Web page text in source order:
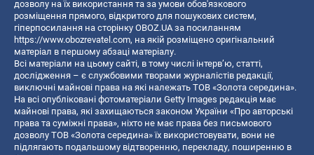
дозволу на їх використання та за умови обов'язкового
розміщення прямого, відкритого для пошукових систем,
гіперпосилання на сторінку OBOZ.UA за посиланням
https://www.obozrevatel.com, на якій розміщено оригінальний
матеріал в першому абзаці матеріалу.
Всі матеріали на цьому сайті, в тому числі інтерв’ю, статті,
дослідження – є службовими творами журналістів редакції,
виключні майнові права на які належать ТОВ «Золота середина».
На всі опубліковані фотоматеріали Getty Images редакція має
майнові права, які захищаються законом України «Про авторські
права та суміжні права», ніхто не має права без письмового
дозволу ТОВ «Золота середина» їх використовувати, вони не
підлягають подальшому відтворенню, перекладу, поширенню в